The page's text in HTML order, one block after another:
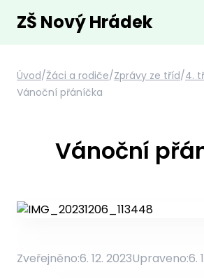
ZŠ Nový Hrádek
Úvod/Žáci a rodiče/Zprávy ze tříd/4.
Vánoční přáníčka
Vánoční
Zveřejněno:6. 12. 2023Upraveno:6.